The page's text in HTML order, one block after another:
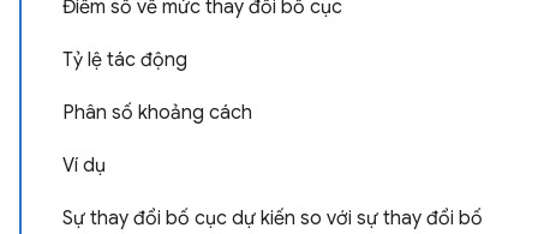
Điểm số về mức thay đổi bố cục
Tỷ lệ tác động
Phân số khoảng cách
Ví dụ
Sự thay đổi bố cục dự kiến so với sự thay đổi bố